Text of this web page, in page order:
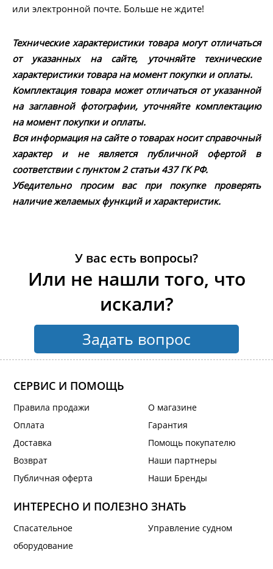
или электронной почте. Больше не ждите!
Технические характеристики товара могут отличаться
от указанных на сайте, уточняйте технические
характеристики товара на момент покупки и оплаты.
Комплектация товара может отличаться от указанной
на заглавной фотографии, уточняйте комплектацию
на момент покупки и оплаты.
Вся информация на сайте о товарах носит справочный
характер и не является публичной офертой в
соответствии с пунктом 2 статьи 437 ГК РФ.
Убедительно просим вас при покупке проверять
наличие желаемых функций и характеристик.
У вас есть вопросы?
Или не нашли того, что
искали?
Задать вопрос
СЕРВИС И ПОМОЩЬ
Правила продажи
Оплата
Доставка
Возврат
Публичная оферта
О магазине
Гарантия
Помощь покупателю
Наши партнеры
Наши Бренды
ИНТЕРЕСНО И ПОЛЕЗНО ЗНАТЬ
Спасательное
оборудование
Управление судном